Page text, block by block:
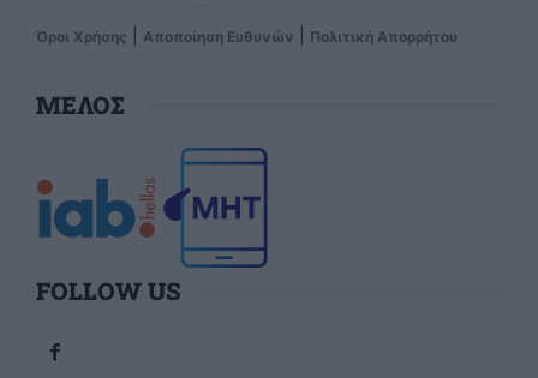
Όροι Χρήσης Αποποίηση Ευθυνών Πολιτική Απορρήτου
ΜΕΛΟΣ
FOLLOW US